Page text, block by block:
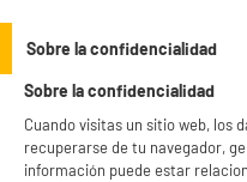
Telefonia,
Sobre la confidencialidad
Sobre la confidencialidad
Cuando visitas un sitio web, los
recuperarse de tu navegador,
información puede estar